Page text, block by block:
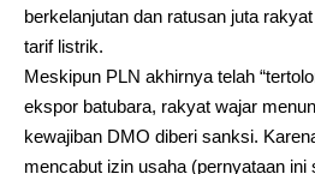
berkelanjutan dan ratusan juta
tarif listrik.
Meskipun PLN akhirnya telah
ekspor batubara, rakyat wajar
kewajiban DMO diberi sanksi.
mencabut izin usaha (pernyataan